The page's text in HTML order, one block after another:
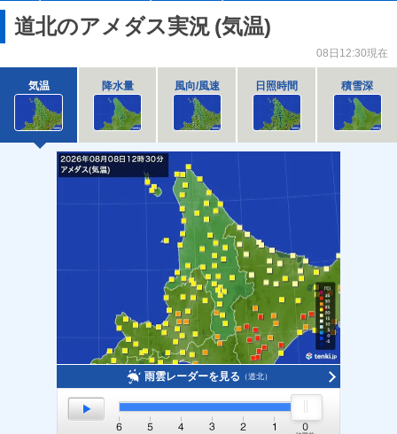
道北のアメダス実況 (気温)
08日12:30現在
気温 降水量 風向/風速 日照時間 積雪深
雨雲レーダーを見る （道北）